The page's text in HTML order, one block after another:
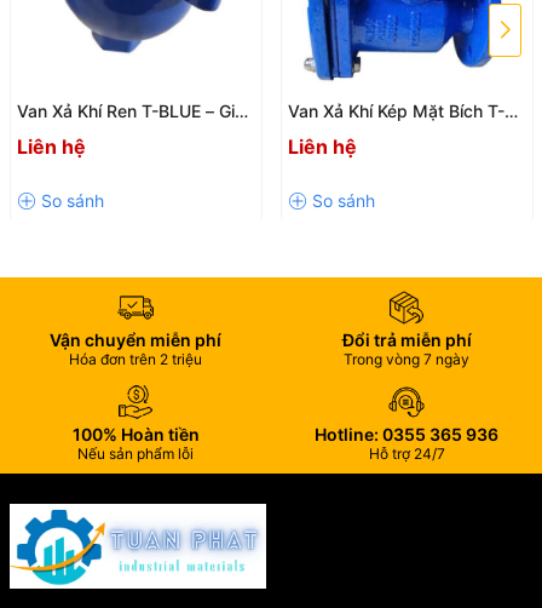
HDHN02D
× 150 mm DN50
Nhựa ABS pha
composite, siêu
bền, dùng cho
công trình yêu
cầu độ ổn định
Xưởng nhỏ, nhà
nước
2. Ưu Điểm Nổi Bật Của Hộp
Bảo Vệ Đồng Hồ Nước Bằng
Nhựa
Trong số các dòng hộp bảo vệ đồng hồ nước hiện nay, hộp nhựa
được nhiều người lựa chọn nhờ khả năng chống ăn mòn tốt, trọng
lượng nhẹ và chi phí tiết kiệm hơn so với hộp kim loại hoặc
Giá thành rẻ, dễ tiếp cận
Van Xả Khí Ren T-BLUE – Giải
Pháp Xả Khí Tự Động Hiệu
Quả Cho Hệ Thống Đường
Liên hệ
Van Xả Khí Kép Mặt Bích T-
BLUE
Liên hệ
Vận chuyển miễn phí
Hóa đơn trên 2 triệu
Đổi trả miễn phí
Trong vòng 7 ngày
100% Hoàn tiền
Nếu sản phẩm lỗi
Hotline: 0355 365 936
Hỗ trợ 24/7